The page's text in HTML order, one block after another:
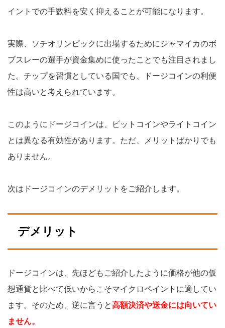
イントでの手数料を安く抑えることが可能になります。
実際、ソチオリンピックに出場するためにジャマイカのボ
ブスレーの選手が資金集めに使ったことでも注目されまし
た。チップを習慣としている国でも、ドージコインの利便
性は高いと考えられています。
このようにドージコインは、ビットコインやライトコイン
とは異なる有効性があります。ただ、メリットばかりでも
ありません。
次はドージコインのデメリットをご紹介します。
デメリット
ドージコインは、先ほどもご紹介したように価格が他の仮
想通貨と比べて低いからこそマイクロペイントに適してい
ます。そのため、逆に言うと高額決済や送金には向いてい
ません。